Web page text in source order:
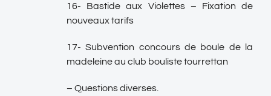
16- Bastide aux Violettes – Fixation de
nouveaux tarifs
17- Subvention concours de boule de la
madeleine au club bouliste tourrettan
– Questions diverses.